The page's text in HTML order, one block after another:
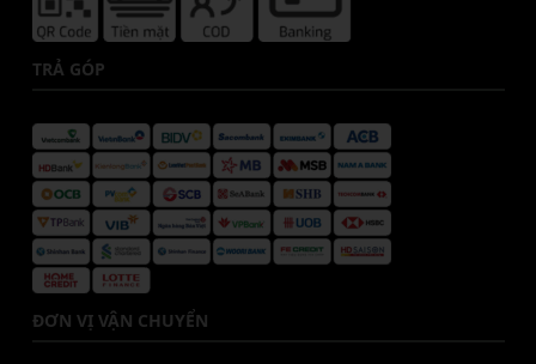
TRẢ GÓP
ĐƠN VỊ VẬN CHUYỂN